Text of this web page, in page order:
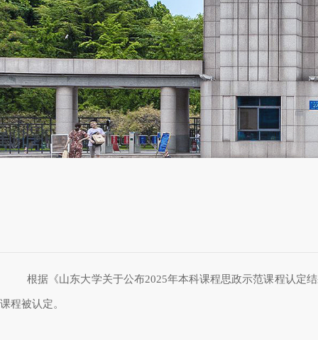
根据《山东大学关于公布2025年本科课程思政示范课程认定
课程被认定。